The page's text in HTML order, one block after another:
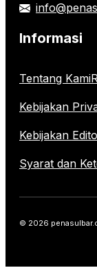
Informasi
Tentang Kami
Kebijakan
Kebijakan
Syarat dan
© 2026